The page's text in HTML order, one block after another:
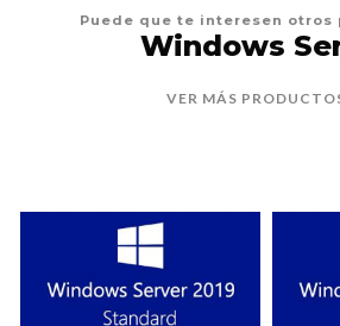
Puede que te interesen otros
Windows
VER MÁS